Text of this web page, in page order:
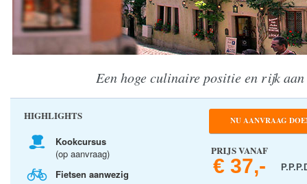
Een hoge culinaire positie en rijk aan
HIGHLIGHTS
Kookcursus
(op aanvraag)
Fietsen aanwezig
NU AANVRAAG
PRIJS VANAF
€ 37,-